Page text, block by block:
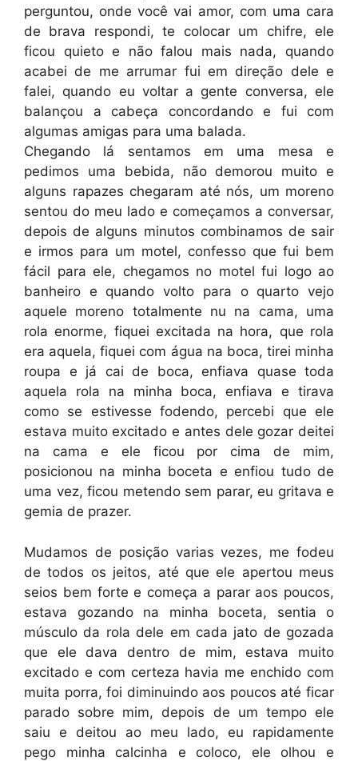
perguntou, onde você vai amor, com uma cara
de brava respondi, te colocar um chifre, ele
ficou quieto e não falou mais nada, quando
acabei de me arrumar fui em direção dele e
falei, quando eu voltar a gente conversa, ele
balançou a cabeça concordando e fui com
algumas amigas para uma balada.
Chegando lá sentamos em uma mesa e
pedimos uma bebida, não demorou muito e
alguns rapazes chegaram até nós, um moreno
sentou do meu lado e começamos a conversar,
depois de alguns minutos combinamos de sair
e irmos para um motel, confesso que fui bem
fácil para ele, chegamos no motel fui logo ao
banheiro e quando volto para o quarto vejo
aquele moreno totalmente nu na cama, uma
rola enorme, fiquei excitada na hora, que rola
era aquela, fiquei com água na boca, tirei minha
roupa e já cai de boca, enfiava quase toda
aquela rola na minha boca, enfiava e tirava
como se estivesse fodendo, percebi que ele
estava muito excitado e antes dele gozar deitei
na cama e ele ficou por cima de mim,
posicionou na minha boceta e enfiou tudo de
uma vez, ficou metendo sem parar, eu gritava e
gemia de prazer.
Mudamos de posição varias vezes, me fodeu
de todos os jeitos, até que ele apertou meus
seios bem forte e começa a parar aos poucos,
estava gozando na minha boceta, sentia o
músculo da rola dele em cada jato de gozada
que ele dava dentro de mim, estava muito
excitado e com certeza havia me enchido com
muita porra, foi diminuindo aos poucos até ficar
parado sobre mim, depois de um tempo ele
saiu e deitou ao meu lado, eu rapidamente
pego minha calcinha e coloco, ele olhou e